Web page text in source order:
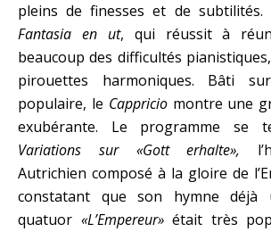
pleins de finesses et de subtilités.
Fantasia en ut, qui réussit à
beaucoup des difficultés
pirouettes harmoniques. Bâti
populaire, le Cappriciomontre une
exubérante. Le programme se
Variations sur «Gott erhalte»,
Autrichien composé à la gloire de
constatant que son hymne déjà
quatuor «L’Empereur»était très